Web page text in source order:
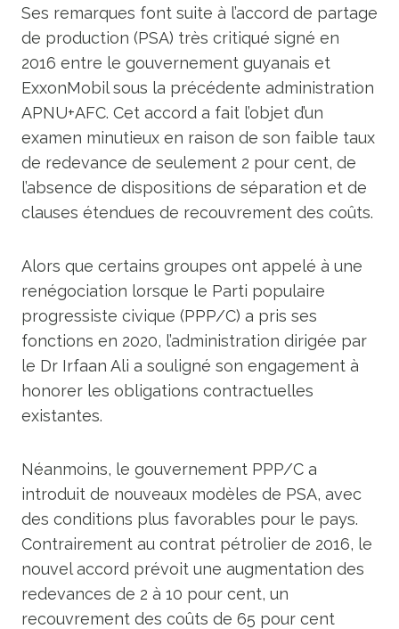
Ses remarques font suite à l’accord de partage
de production (PSA) très critiqué signé en
2016 entre le gouvernement guyanais et
ExxonMobil sous la précédente administration
APNU+AFC. Cet accord a fait l’objet d’un
examen minutieux en raison de son faible taux
de redevance de seulement 2 pour cent, de
l’absence de dispositions de séparation et de
clauses étendues de recouvrement des coûts.
Alors que certains groupes ont appelé à une
renégociation lorsque le Parti populaire
progressiste civique (PPP/C) a pris ses
fonctions en 2020, l’administration dirigée par
le Dr Irfaan Ali a souligné son engagement à
honorer les obligations contractuelles
existantes.
Néanmoins, le gouvernement PPP/C a
introduit de nouveaux modèles de PSA, avec
des conditions plus favorables pour le pays.
Contrairement au contrat pétrolier de 2016, le
nouvel accord prévoit une augmentation des
redevances de 2 à 10 pour cent, un
recouvrement des coûts de 65 pour cent